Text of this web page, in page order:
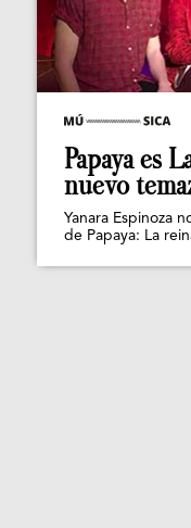
Papaya es
nuevo
Yanara Espinoza
de Papaya: La